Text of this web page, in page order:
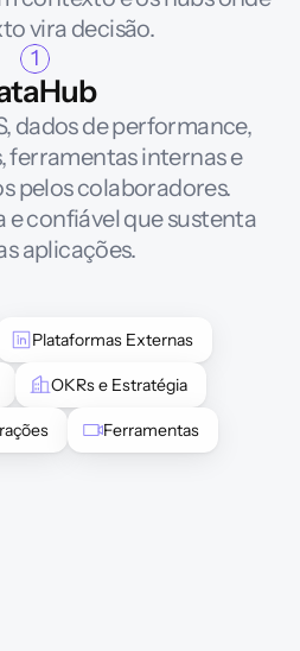
vira decisão.
1
dados de performance,
ferramentas internas e
pelos colaboradores.
e confiável que sustenta
aplicações.
Plataformas Externas
OKRs e Estratégia
Ferramentas